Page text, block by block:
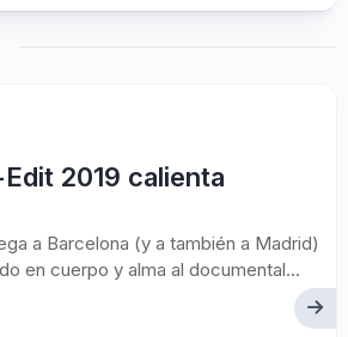
2019 calienta
a Barcelona (y a también a Madrid)
en cuerpo y alma al documental...